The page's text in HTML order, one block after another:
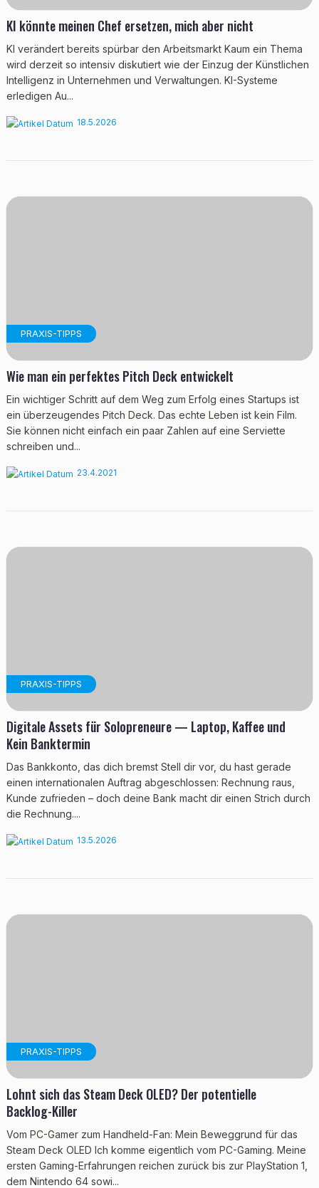
KI könnte meinen Chef ersetzen, mich aber nicht
KI verändert bereits spürbar den Arbeitsmarkt Kaum ein Thema
wird derzeit so intensiv diskutiert wie der Einzug der Künstlichen
Intelligenz in Unternehmen und Verwaltungen. KI-Systeme
erledigen Au...
18.5.2026
PRAXIS-TIPPS
Wie man ein perfektes Pitch Deck entwickelt
Ein wichtiger Schritt auf dem Weg zum Erfolg eines Startups ist
ein überzeugendes Pitch Deck. Das echte Leben ist kein Film.
Sie können nicht einfach ein paar Zahlen auf eine Serviette
schreiben und...
23.4.2021
PRAXIS-TIPPS
Digitale Assets für Solopreneure — Laptop, Kaffee und
Kein Banktermin
Das Bankkonto, das dich bremst Stell dir vor, du hast gerade
einen internationalen Auftrag abgeschlossen: Rechnung raus,
Kunde zufrieden – doch deine Bank macht dir einen Strich durch
die Rechnung....
13.5.2026
PRAXIS-TIPPS
Lohnt sich das Steam Deck OLED? Der potentielle
Backlog-Killer
Vom PC-Gamer zum Handheld-Fan: Mein Beweggrund für das
Steam Deck OLED Ich komme eigentlich vom PC-Gaming. Meine
ersten Gaming-Erfahrungen reichen zurück bis zur PlayStation 1,
dem Nintendo 64 sowi...